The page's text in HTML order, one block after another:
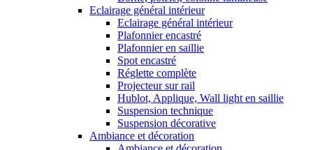
Eclairage général intérieur
Eclairage général intérieur
Plafonnier encastré
Plafonnier en saillie
Spot encastré
Réglette complète
Projecteur sur rail
Hublot, Applique, Wall light en saillie
Suspension technique
Suspension décorative
Ambiance et décoration